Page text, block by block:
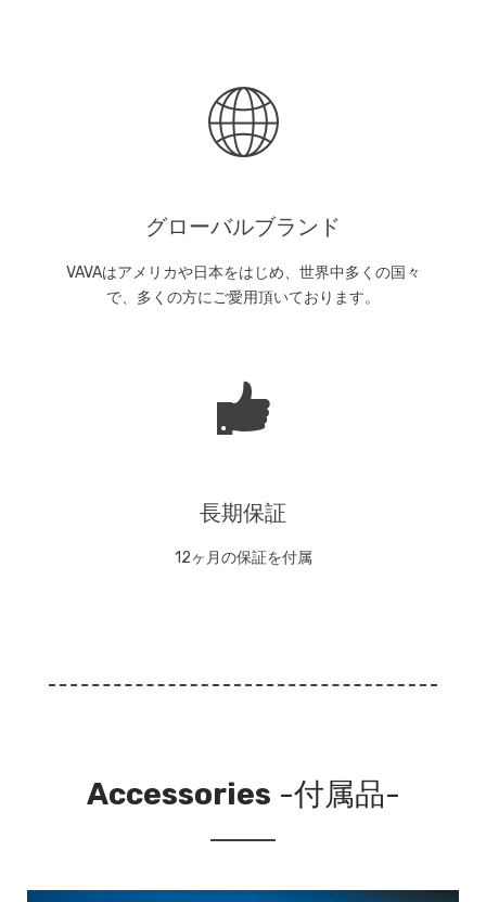
グローバルブランド
VAVAはアメリカや日本をはじめ、世界中多くの国々
で、多くの方にご愛用頂いております。
長期保証
12ヶ月の保証を付属
Accessories -付属品-